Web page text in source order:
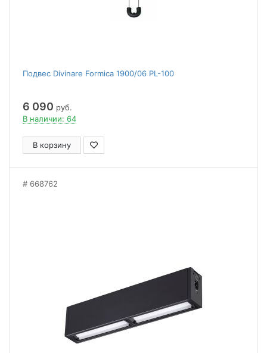
Подвес Divinare Formica 1900/06 PL-100
6 090 руб.
В наличии: 64
В корзину
668762